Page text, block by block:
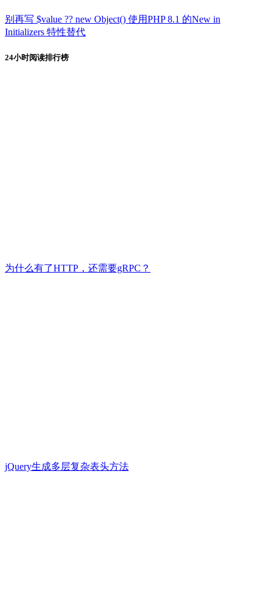
别再写 $value ?? new Object() 使用PHP 8.1 的New in
Initializers 特性替代
24小时阅读排行榜
为什么有了HTTP，还需要gRPC？
jQuery生成多层复杂表头方法